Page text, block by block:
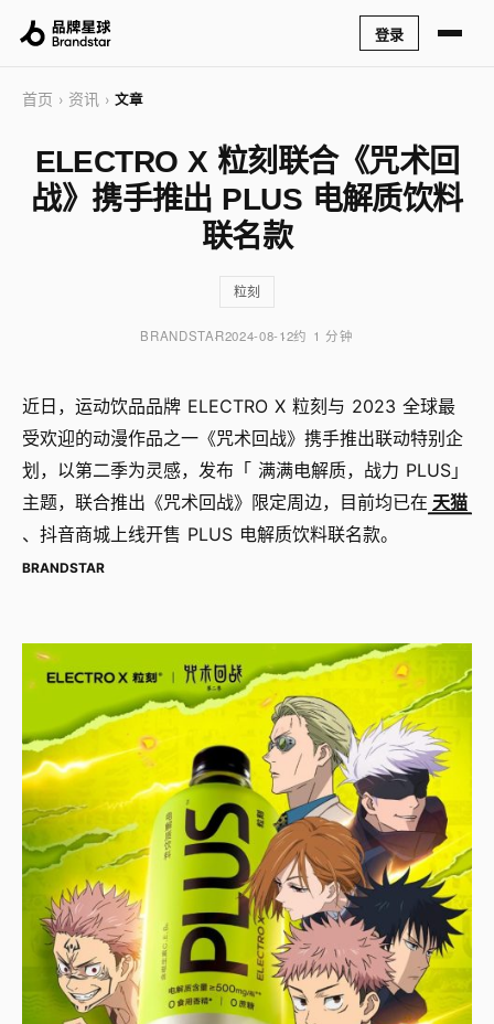
登录
首页 › 资讯 › 文章
ELECTRO X 粒刻联合《咒术回
战》携手推出 PLUS 电解质饮料
联名款
粒刻
BRANDSTAR2024-08-12约 1 分钟
近日，运动饮品品牌 ELECTRO X 粒刻与 2023 全球最
受欢迎的动漫作品之一《咒术回战》携手推出联动特别企
划，以第二季为灵感，发布 「 满满电解质，战力 PLUS 」
主题，联合推出《咒术回战》限定周边，目前均已在 天猫
、抖音商城上线开售 PLUS 电解质饮料联名款。
BRANDSTAR